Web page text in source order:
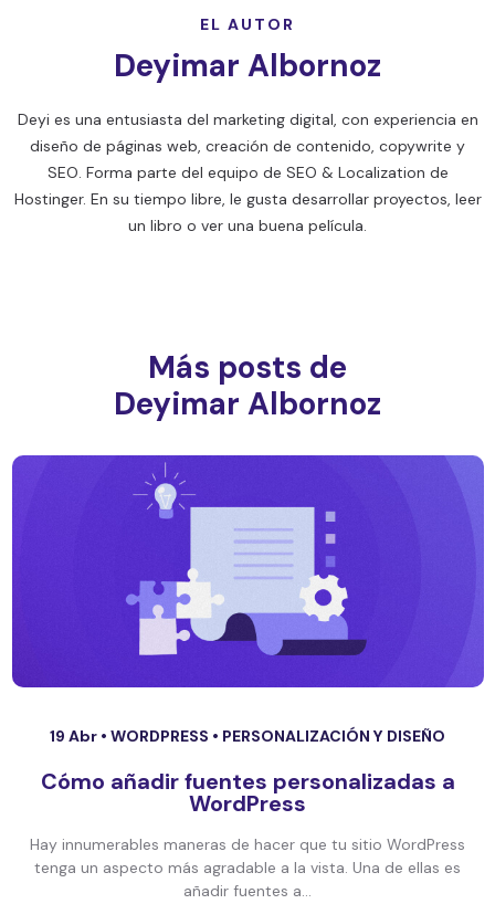
EL AUTOR
Deyimar Albornoz
Deyi es una entusiasta del marketing digital, con experiencia en
diseño de páginas web, creación de contenido, copywrite y
SEO. Forma parte del equipo de SEO & Localization de
Hostinger. En su tiempo libre, le gusta desarrollar proyectos, leer
un libro o ver una buena película.
Más posts de
Deyimar Albornoz
19 Abr • WORDPRESS • PERSONALIZACIÓN Y DISEÑO
Cómo añadir fuentes personalizadas a
WordPress
Hay innumerables maneras de hacer que tu sitio WordPress
tenga un aspecto más agradable a la vista. Una de ellas es
añadir fuentes a...